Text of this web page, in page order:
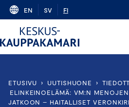
Skip
content
EN SV FI
ETUSIVU › UUTISHUONE ›
ELINKEINOELÄMÄ: VM:N
JATKOON – HAITALLISET